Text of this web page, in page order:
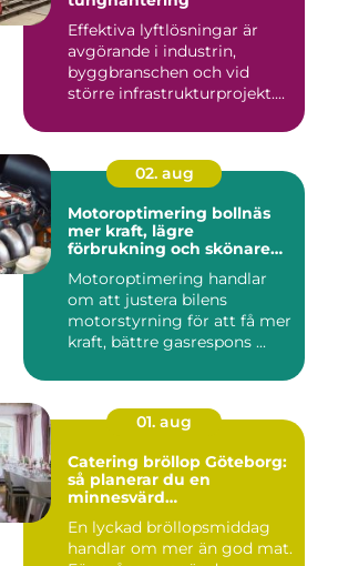
Effektiva lyftlösningar är
avgörande i industrin,
byggbranschen och vid
större infrastrukturprojekt....
02. aug
Motoroptimering bollnäs
mer kraft, lägre
förbrukning och skönare
Motoroptimering handlar
om att justera bilens
motorstyrning för att få mer
kraft, bättre gasrespons ...
01. aug
Catering bröllop Göteborg:
så planerar du en
minnesvärd
En lyckad bröllopsmiddag
handlar om mer än god mat.